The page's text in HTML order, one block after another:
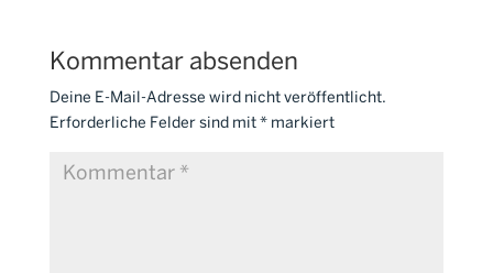
Kommentar absenden
Deine E-Mail-Adresse wird nicht veröffentlicht.
Erforderliche Felder sind mit *markiert